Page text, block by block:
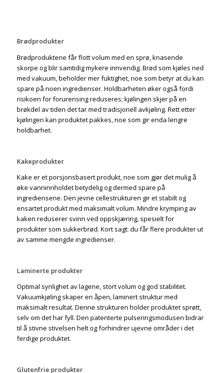
Brødprodukter
Brødproduktene får flott volum med en sprø, knasende
skorpe og blir samtidig mykere innvendig. Brød som kjøles ned
med vakuum, beholder mer fuktighet, noe som betyr at du kan
spare på noen ingredienser. Holdbarheten øker også fordi
risikoen for forurensing reduseres; kjølingen skjer på en
brøkdel av tiden det tar med tradisjonell avkjøling. Rett etter
kjølingen kan produktet pakkes, noe som gir enda lengre
holdbarhet.
Kakeprodukter
Kake er et porsjonsbasert produkt, noe som gjør det mulig å
øke vanninnholdet betydelig og dermed spare på
ingrediensene. Den jevne cellestrukturen gir et stabilt og
ensartet produkt med maksimalt volum. Mindre krymping av
kaken reduserer svinn ved oppskjæring, spesielt for
produkter som sukkerbrød. Kort sagt: du får flere produkter ut
av samme mengde ingredienser.
Laminerte produkter
Optimal synlighet av lagene, stort volum og god stabilitet.
Vakuumkjøling skaper en åpen, laminert struktur med
maksimalt resultat. Denne strukturen holder produktet sprøtt,
selv om det har fyll. Den patenterte pulseringsmodusen bidrar
til å stivne stivelsen helt og forhindrer ujevne områder i det
ferdige produktet.
Glutenfrie produkter